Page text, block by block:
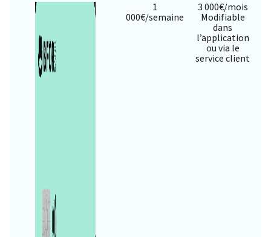
1
000€/semaine
3 000€/mois
Modifiable
dans
l’application
ou via le
service client